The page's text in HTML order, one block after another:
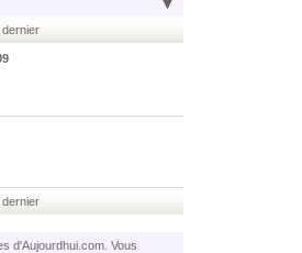
d'Aujourdhui.com. Vous